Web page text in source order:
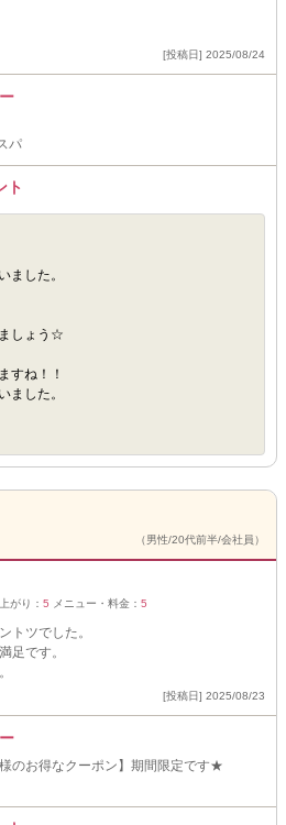
[投稿日] 2025/08/24
パ
ト
ました。
しょう☆
すね！！
ました。
（男性/20代前半/会社員）
がり： 5 メニュー・料金： 5
トツでした。
足です。
[投稿日] 2025/08/23
のお得なクーポン】期間限定です★